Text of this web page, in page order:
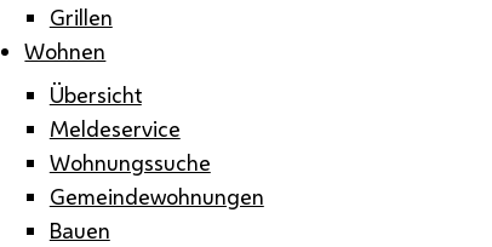
Grillen
Wohnen
Übersicht
Meldeservice
Wohnungssuche
Gemeindewohnungen
Bauen